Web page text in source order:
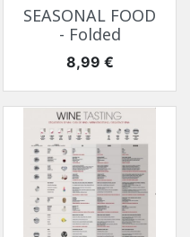
SEASONAL FOOD
- Folded
Pris
8,99 €